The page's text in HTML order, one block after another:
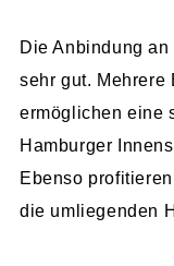
Die Anbindung
sehr gut. Mehrere
ermöglichen eine
Hamburger
Ebenso
die umliegenden